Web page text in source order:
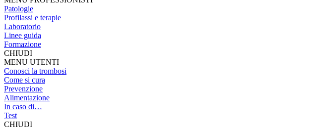
Patologie
Profilassi e terapie
Laboratorio
Linee guida
Formazione
CHIUDI
MENU UTENTI
Conosci la trombosi
Come si cura
Prevenzione
Alimentazione
In caso di…
Test
CHIUDI